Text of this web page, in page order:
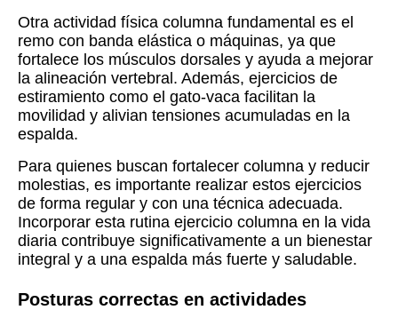
Otra actividad física columna fundamental es el
remo con banda elástica o máquinas, ya que
fortalece los músculos dorsales y ayuda a mejorar
la alineación vertebral. Además, ejercicios de
estiramiento como el gato-vaca facilitan la
movilidad y alivian tensiones acumuladas en la
espalda.
Para quienes buscan fortalecer columna y reducir
molestias, es importante realizar estos ejercicios
de forma regular y con una técnica adecuada.
Incorporar esta rutina ejercicio columna en la vida
diaria contribuye significativamente a un bienestar
integral y a una espalda más fuerte y saludable.
Posturas correctas en actividades